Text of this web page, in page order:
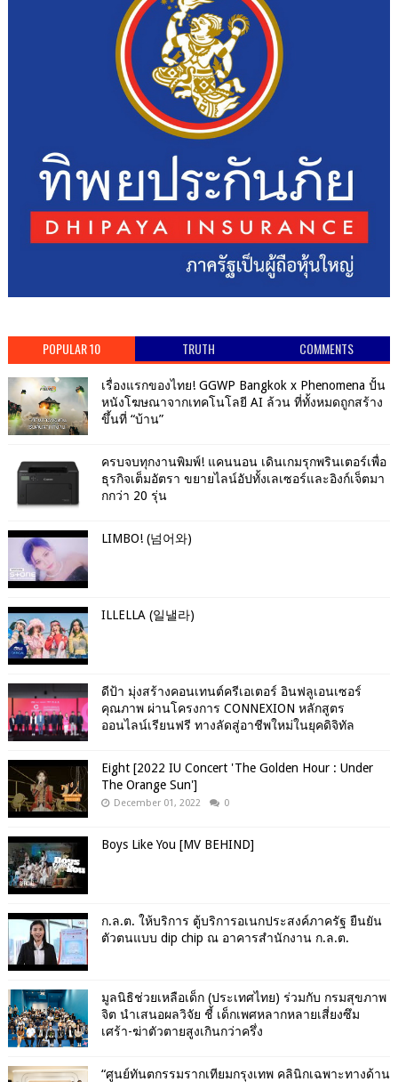
POPULAR 10 TRUTH COMMENTS
เรื่องแรกของไทย! GGWP Bangkok x Phenomena ปั้น
หนังโฆษณาจากเทคโนโลยี AI ล้วน ที่ทั้งหมดถูกสร้าง
ขึ้นที่ “บ้าน”
ครบจบทุกงานพิมพ์! แคนนอน เดินเกมรุกพรินเตอร์เพื่อ
ธุรกิจเต็มอัตรา ขยายไลน์อัปทั้งเลเซอร์และอิงก์เจ็ตมา
กกว่า 20 รุ่น
LIMBO! (넘어와)
ILLELLA (일낼라)
ดีป้า มุ่งสร้างคอนเทนต์ครีเอเตอร์ อินฟลูเอนเซอร์
คุณภาพ ผ่านโครงการ CONNEXION หลักสูตร
ออนไลน์เรียนฟรี ทางลัดสู่อาชีพใหม่ในยุคดิจิทัล
Eight [2022 IU Concert 'The Golden Hour : Under
The Orange Sun']
December 01, 2022 0
Boys Like You [MV BEHIND]
ก.ล.ต. ให้บริการ ตู้บริการอเนกประสงค์ภาครัฐ ยืนยัน
ตัวตนแบบ dip chip ณ อาคารสำนักงาน ก.ล.ต.
มูลนิธิช่วยเหลือเด็ก (ประเทศไทย) ร่วมกับ กรมสุขภาพ
จิต นำเสนอผลวิจัย ชี้ เด็กเพศหลากหลายเสี่ยงซึม
เศร้า-ฆ่าตัวตายสูงเกินกว่าครึ่ง
“ศูนย์ทันตกรรมรากเทียมกรุงเทพ คลินิกเฉพาะทางด้าน